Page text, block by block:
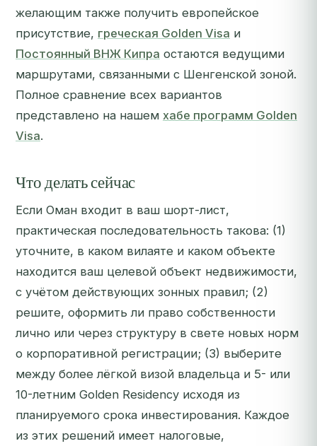
желающим также получить европейское
присутствие, греческая Golden Visa и
Постоянный ВНЖ Кипра остаются ведущими
маршрутами, связанными с Шенгенской зоной.
Полное сравнение всех вариантов
представлено на нашем хабе программ Golden
Visa.
Что делать сейчас
Если Оман входит в ваш шорт-лист,
практическая последовательность такова: (1)
уточните, в каком вилаяте и каком объекте
находится ваш целевой объект недвижимости,
с учётом действующих зонных правил; (2)
решите, оформить ли право собственности
лично или через структуру в свете новых норм
о корпоративной регистрации; (3) выберите
между более лёгкой визой владельца и 5- или
10-летним Golden Residency исходя из
планируемого срока инвестирования. Каждое
из этих решений имеет налоговые,